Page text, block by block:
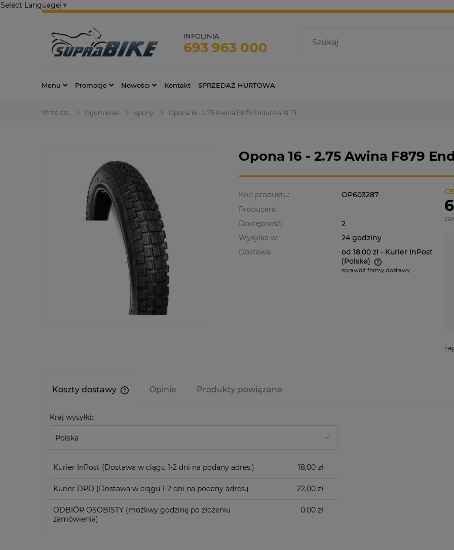
Select Language ▼
INFOLINIA
693 963 000
Menu Promocje Nowości Kontakt SPRZEDAŻ HURTOWA
Ogumienie opony Opona 16 - 2.75 Awina F879 Enduro 41N TT
Opona 16 - 2.75 Awina F879
Kod produktu:
OP603287
Producent:
Dostępność:
2
Wysyłka w:
24 godziny
Dostawa:
od 18,00 zł - Kurier InPost
(Polska)
sprawdź formy dostawy
Koszty dostawy Opinie Produkty powiązane
Kraj wysyłki:
Kurier InPost (Dostawa w ciągu 1-2 dni na podany adres.) 18,00 zł
Kurier DPD (Dostawa w ciągu 1-2 dni na podany adres.) 22,00 zł
ODBIÓR OSOBISTY (możliwy godzinę po złożeniu
zamówienia)
0,00 zł